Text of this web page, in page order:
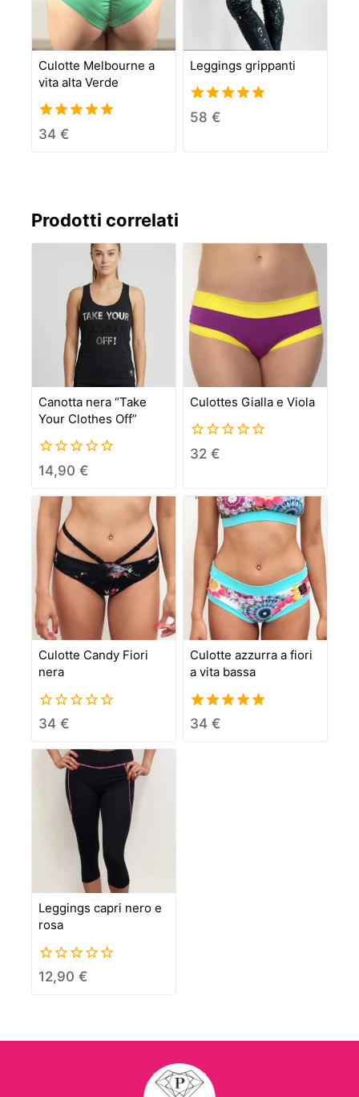
Culotte Melbourne a
vita alta Verde
5.00
34 €
Leggings grippanti
5.00
58 €
Prodotti correlati
Canotta nera “Take
Your Clothes Off”
0
of
5
14,90 €
Culottes Gialla e Viola
0
5
32 €
Culotte Candy Fiori
nera
0
of
34 €
Culotte azzurra a fiori
a vita bassa
5.00
34 €
Leggings capri nero e
rosa
0
12,90 €